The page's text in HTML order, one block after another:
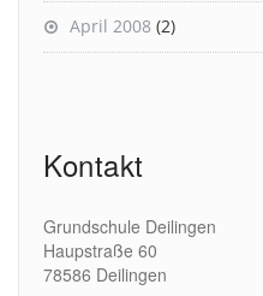
April 2008 (2)
Kontakt
Grundschule Deilingen
Haupstraße 60
78586 Deilingen